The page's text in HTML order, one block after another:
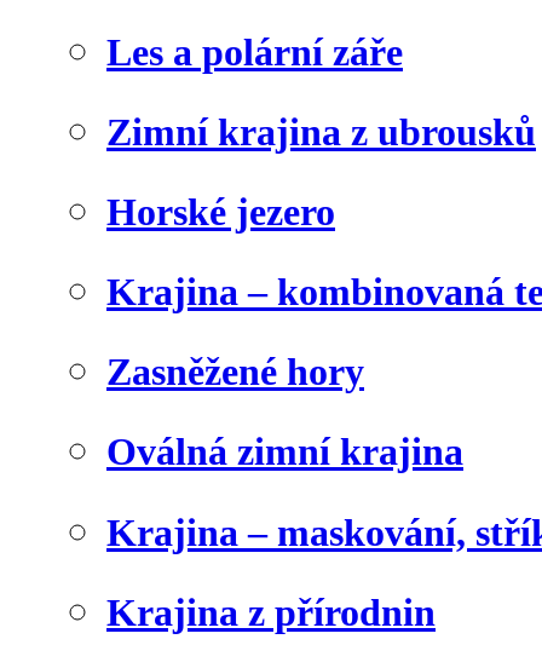
Les a polární záře
Zimní krajina z ubrousků
Horské jezero
Krajina – kombinovaná
Zasněžené hory
Oválná zimní krajina
Krajina – maskování,
Krajina z přírodnin